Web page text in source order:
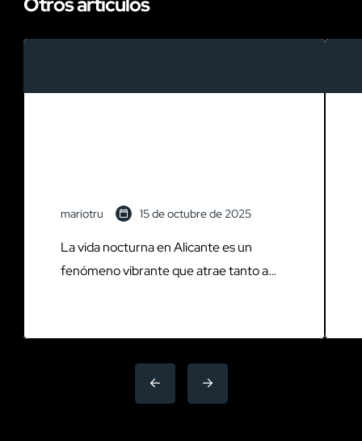
mariotru 15 de octubre de 2025
La vida nocturna en Alicante es un
fenómeno vibrante que atrae tanto a
España, se transforma al caer la noche,
ofreciendo una amplia gama de opciones
para aquellos que buscan diversión y